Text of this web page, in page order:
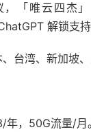
，「唯云四杰
解锁支持
台湾、新加坡、
，50G流量/月